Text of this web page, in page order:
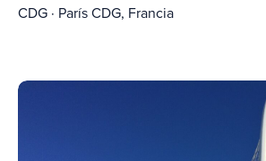
CDG · París CDG, Francia